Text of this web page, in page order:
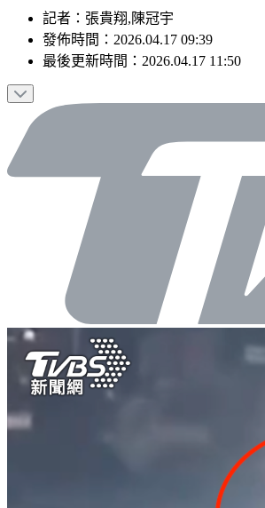
記者 ： 張貴翔,陳冠宇
發佈時間： 2026.04.17 09:39
最後更新時間： 2026.04.17 11:50